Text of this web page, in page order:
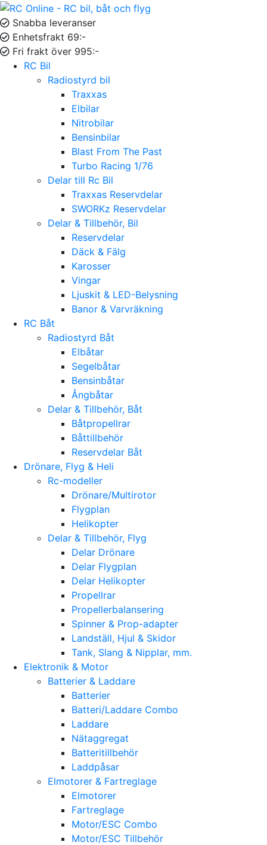
Snabba leveranser
Enhetsfrakt 69:-
Fri frakt över 995:-
RC Bil
Radiostyrd bil
Traxxas
Elbilar
Nitrobilar
Bensinbilar
Blast From The Past
Turbo Racing 1/76
Delar till Rc Bil
Traxxas Reservdelar
SWORKz Reservdelar
Delar & Tillbehör, Bil
Reservdelar
Däck & Fälg
Karosser
Vingar
Ljuskit & LED-Belysning
Banor & Varvräkning
RC Båt
Radiostyrd Båt
Elbåtar
Segelbåtar
Bensinbåtar
Ångbåtar
Delar & Tillbehör, Båt
Båtpropellrar
Båttillbehör
Reservdelar Båt
Drönare, Flyg & Heli
Rc-modeller
Drönare/Multirotor
Flygplan
Helikopter
Delar & Tillbehör, Flyg
Delar Drönare
Delar Flygplan
Delar Helikopter
Propellrar
Propellerbalansering
Spinner & Prop-adapter
Landställ, Hjul & Skidor
Tank, Slang & Nipplar, mm.
Elektronik & Motor
Batterier & Laddare
Batterier
Batteri/Laddare Combo
Laddare
Nätaggregat
Batteritillbehör
Laddpåsar
Elmotorer & Fartreglage
Elmotorer
Fartreglage
Motor/ESC Combo
Motor/ESC Tillbehör